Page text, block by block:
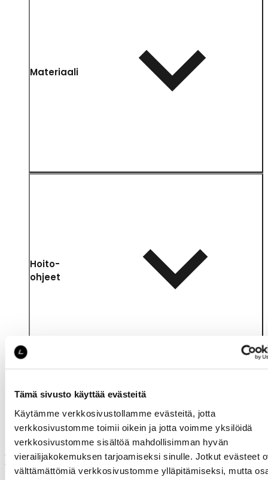
Tämä sivusto käyttää evästeitä
Käytämme verkkosivustollamme evästeitä, jotta
verkkosivustomme toimii oikein ja jotta voimme yksilöidä
verkkosivustomme sisältöä mahdollisimman hyvän
vierailijakokemuksen tarjoamiseksi sinulle. Jotkut evästeet
välttämättömiä verkkosivustomme ylläpitämiseksi, mutta
Materiaali
Hoito-
ohjeet
Muut ostivat myös